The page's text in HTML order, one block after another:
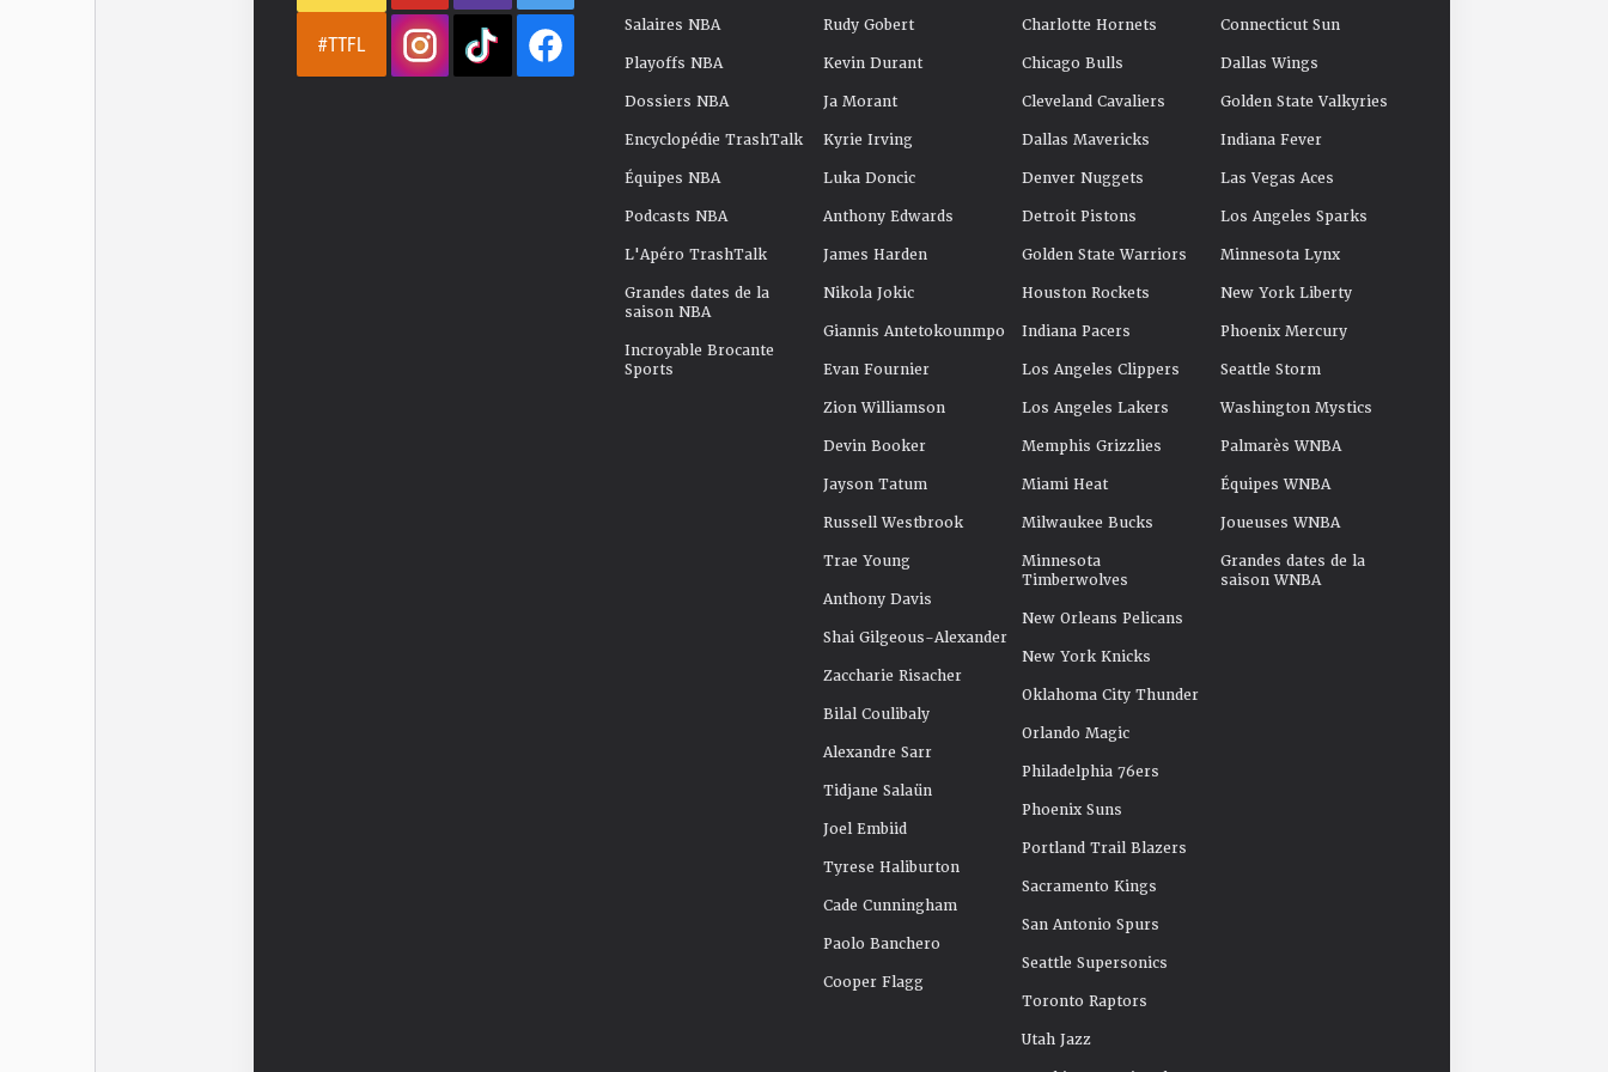
#TTFL
Salaires NBA
Playoffs NBA
Dossiers NBA
Encyclopédie TrashTalk
Équipes NBA
Podcasts NBA
L'Apéro TrashTalk
Grandes dates de la
saison NBA
Incroyable Brocante
Sports
Rudy Gobert
Kevin Durant
Ja Morant
Kyrie Irving
Luka Doncic
Anthony Edwards
James Harden
Nikola Jokic
Giannis Antetokounmpo
Evan Fournier
Zion Williamson
Devin Booker
Jayson Tatum
Russell Westbrook
Trae Young
Anthony Davis
Shai Gilgeous-Alexander
Zaccharie Risacher
Bilal Coulibaly
Alexandre Sarr
Tidjane Salaün
Joel Embiid
Tyrese Haliburton
Cade Cunningham
Paolo Banchero
Cooper Flagg
Charlotte Hornets
Chicago Bulls
Cleveland Cavaliers
Dallas Mavericks
Denver Nuggets
Detroit Pistons
Golden State Warriors
Houston Rockets
Indiana Pacers
Los Angeles Clippers
Los Angeles Lakers
Memphis Grizzlies
Miami Heat
Milwaukee Bucks
Minnesota
Timberwolves
New Orleans Pelicans
New York Knicks
Oklahoma City Thunder
Orlando Magic
Philadelphia 76ers
Phoenix Suns
Portland Trail Blazers
Sacramento Kings
San Antonio Spurs
Seattle Supersonics
Toronto Raptors
Utah Jazz
Connecticut Sun
Dallas Wings
Golden State Valkyries
Indiana Fever
Las Vegas Aces
Los Angeles Sparks
Minnesota Lynx
New York Liberty
Phoenix Mercury
Seattle Storm
Washington Mystics
Palmarès WNBA
Équipes WNBA
Joueuses WNBA
Grandes dates de la
saison WNBA